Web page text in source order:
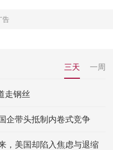
三天 一周
走钢丝
企带头抵制内卷式竞争
，美国却陷入焦虑与退缩